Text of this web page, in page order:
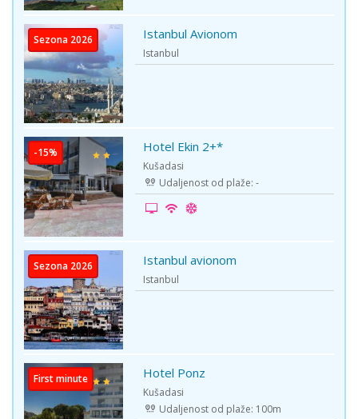
Sezona 2026 Istanbul Avionom
Istanbul
-15% Hotel Ekin 2+*
Kušadasi
Udaljenost od plaže: -
Sezona 2026 Istanbul avionom
Istanbul
First minute Hotel Ponz
Kušadasi
Udaljenost od plaže: 100m